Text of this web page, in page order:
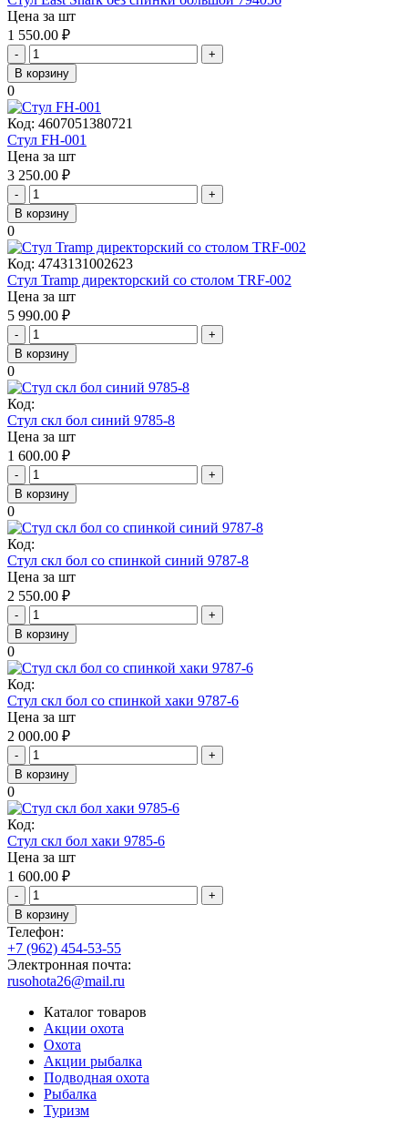
Цена за шт
1 550.00 ₽
-
+
В корзину
0
Код: 4607051380721
Стул FH-001
Цена за шт
3 250.00 ₽
-
+
В корзину
0
Код: 4743131002623
Стул Tramp директорский со столом TRF-002
Цена за шт
5 990.00 ₽
-
+
В корзину
0
Код:
Стул скл бол синий 9785-8
Цена за шт
1 600.00 ₽
-
+
В корзину
0
Код:
Стул скл бол со спинкой синий 9787-8
Цена за шт
2 550.00 ₽
-
+
В корзину
0
Код:
Стул скл бол со спинкой хаки 9787-6
Цена за шт
2 000.00 ₽
-
+
В корзину
0
Код:
Стул скл бол хаки 9785-6
Цена за шт
1 600.00 ₽
-
+
В корзину
Телефон:
+7 (962) 454-53-55
Электронная почта:
rusohota26@mail.ru
Каталог товаров
Акции охота
Охота
Акции рыбалка
Подводная охота
Рыбалка
Туризм